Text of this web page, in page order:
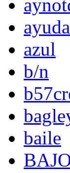
ayuda
azul
b/n
baile